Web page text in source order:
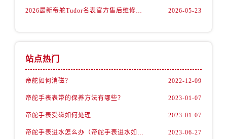
安徽省马鞍山市雨山区湖南西路帝舵售后服务中心（需提前预约）
2026最新帝舵Tudor名表官方售后维修中心地址考察报告 2026-05-23
站点热门
帝舵如何消磁？ 2022-12-09
帝舵手表表带的保养方法有哪些？ 2023-01-07
帝舵手表受磁如何处理 2023-01-07
帝舵手表进水怎么办（帝舵手表进水如何维修） 2023-06-27